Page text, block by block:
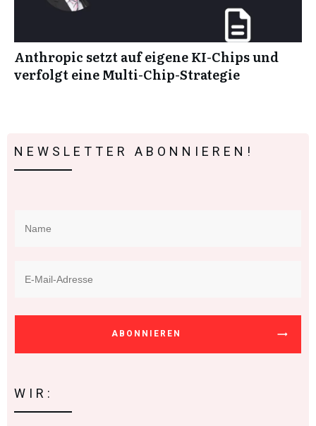
Anthropic setzt auf eigene KI-Chips und
verfolgt eine Multi-Chip-Strategie
NEWSLETTER ABONNIEREN!
ABONNIEREN
WIR: